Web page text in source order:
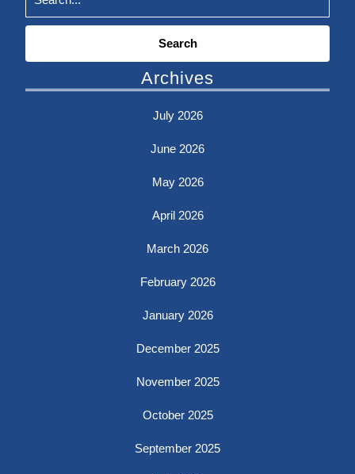
Search
Archives
July 2026
June 2026
May 2026
April 2026
March 2026
February 2026
January 2026
December 2025
November 2025
October 2025
September 2025